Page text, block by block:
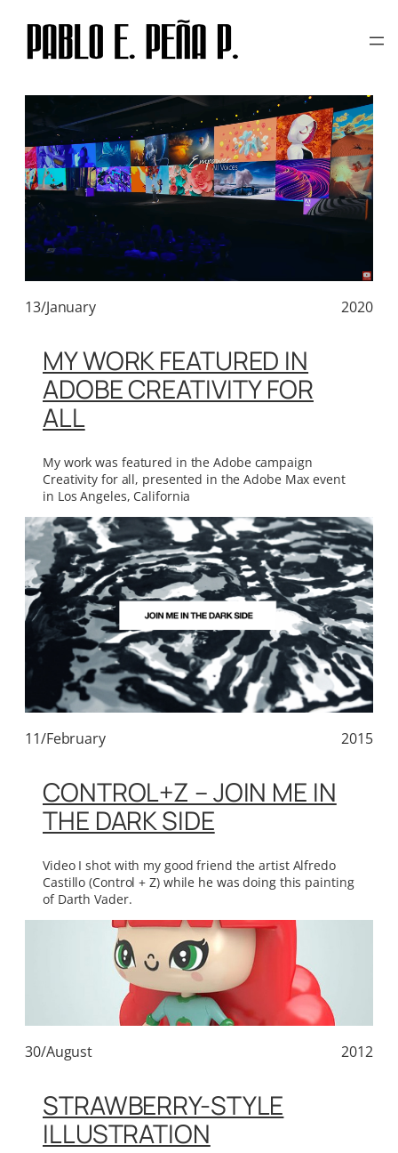
TAG: ARTWORK
13/January 2020
MY WORK FEATURED IN
ADOBE CREATIVITY FOR
ALL
My work was featured in the Adobe campaign
Creativity for all, presented in the Adobe Max event
in Los Angeles, California
11/February 2015
CONTROL+Z – JOIN ME IN
THE DARK SIDE
Video I shot with my good friend the artist Alfredo
Castillo (Control + Z) while he was doing this painting
of Darth Vader.
30/August 2012
STRAWBERRY-STYLE
ILLUSTRATION